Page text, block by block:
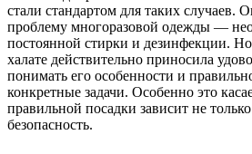
стали стандартом для таких случаев.
проблему многоразовой одежды —
постоянной стирки и дезинфекции.
халате действительно приносила
понимать его особенности и
конкретные задачи. Особенно это
правильной посадки зависит не
безопасность.